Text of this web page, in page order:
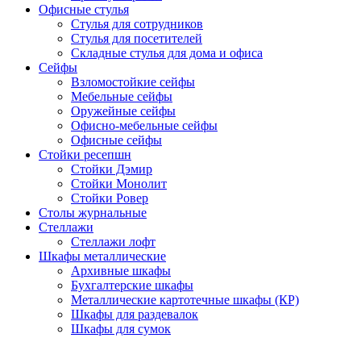
Офисные стулья
Стулья для сотрудников
Стулья для посетителей
Складные стулья для дома и офиса
Сейфы
Взломостойкие сейфы
Мебельные сейфы
Оружейные сейфы
Офисно-мебельные сейфы
Офисные сейфы
Стойки ресепшн
Стойки Дэмир
Стойки Монолит
Стойки Ровер
Столы журнальные
Стеллажи
Стеллажи лофт
Шкафы металлические
Архивные шкафы
Бухгалтерские шкафы
Металлические картотечные шкафы (КР)
Шкафы для раздевалок
Шкафы для сумок